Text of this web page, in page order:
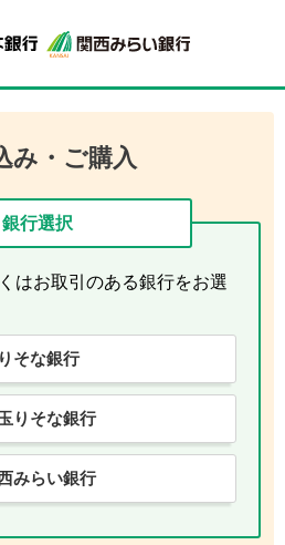
み・ご購入
銀行選択
はお取引のある銀行をお選
りそな銀行
りそな銀行
みらい銀行